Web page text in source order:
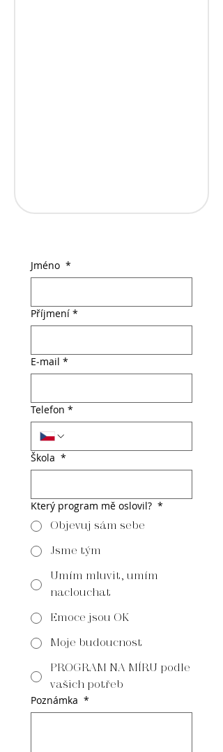
Jméno *
Příjmení *
E‑mail *
Telefon *
Škola *
Který program mě oslovil? *
Objevuj sám sebe
Jsme tým
Umím mluvit, umím
naclouchat
Emoce jsou OK
Moje budoucnost
PROGRAM NA MÍRU podle
vašich potřeb
Poznámka *